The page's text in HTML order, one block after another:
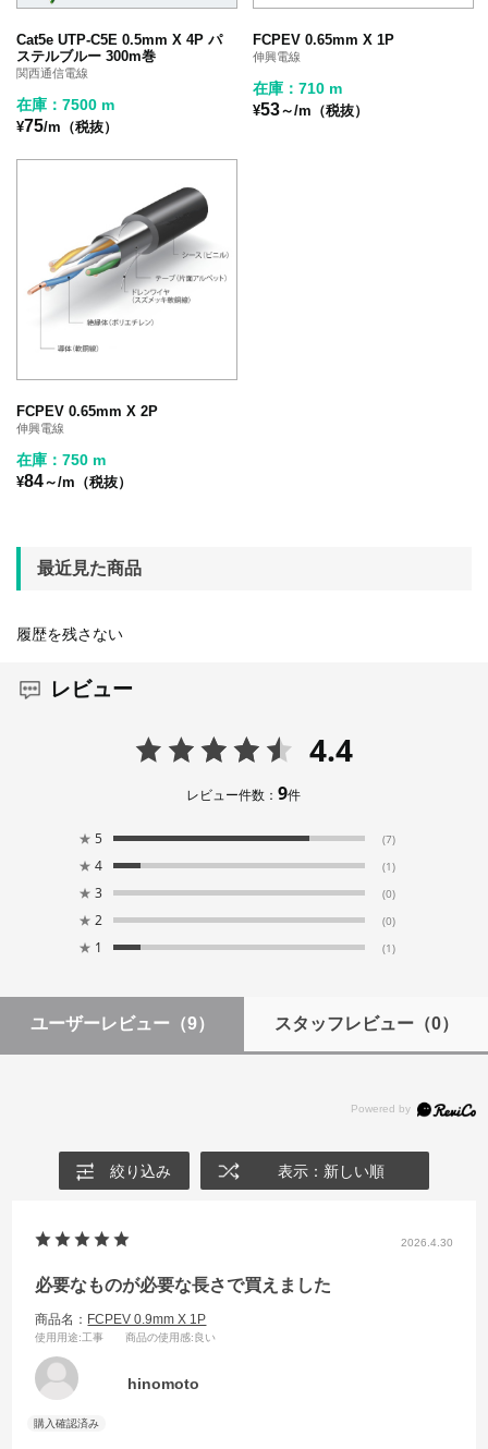
Cat5e UTP-C5E 0.5mm X 4P パ
ステルブルー 300m巻
関西通信電線
在庫：7500 m
¥75/m（税抜）
FCPEV 0.65mm X 1P
伸興電線
在庫：710 m
¥53～/m（税抜）
FCPEV 0.65mm X 2P
伸興電線
在庫：750 m
¥84～/m（税抜）
最近見た商品
履歴を残さない
レビュー
4.4
レビュー件数：9件
★ 5 (7)
★ 4 (1)
★ 3 (0)
★ 2 (0)
★ 1 (1)
ユーザーレビュー （9） スタッフレビュー（0）
絞り込み 表示：新しい順
2026.4.30
必要なものが必要な長さで買えました
商品名： FCPEV 0.9mm X 1P
使用用途:工事 商品の使用感:良い
hinomoto